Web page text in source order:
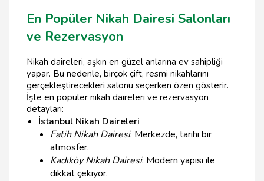
En Popüler Nikah Dairesi Salonları
ve Rezervasyon
Nikah daireleri, aşkın en güzel anlarına ev sahipliği
yapar. Bu nedenle, birçok çift, resmi nikahlarını
gerçekleştirecekleri salonu seçerken özen gösterir.
İşte en popüler nikah daireleri ve rezervasyon
detayları:
İstanbul Nikah Daireleri
Fatih Nikah Dairesi: Merkezde, tarihi bir
atmosfer.
Kadıköy Nikah Dairesi: Modern yapısı ile
dikkat çekiyor.